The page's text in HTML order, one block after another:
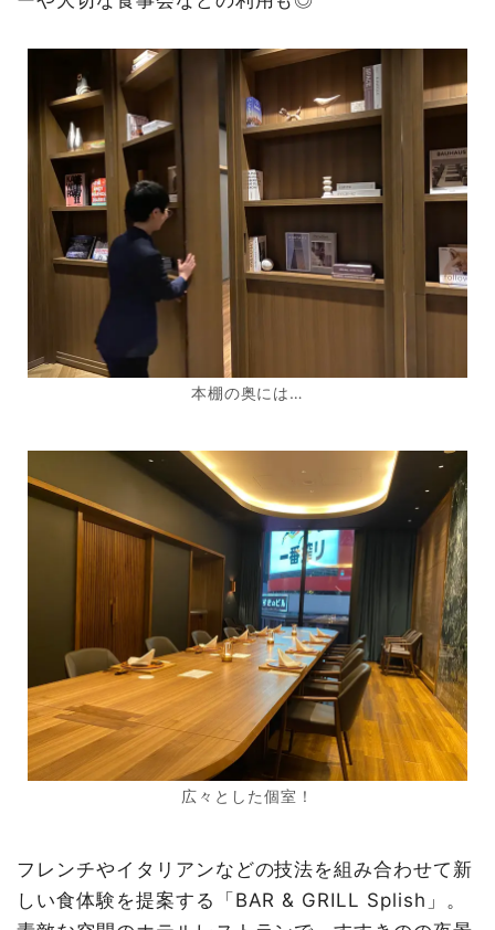
本棚の奥には…
広々とした個室！
フレンチやイタリアンなどの技法を組み合わせて新
しい食体験を提案する「BAR & GRILL Splish」。